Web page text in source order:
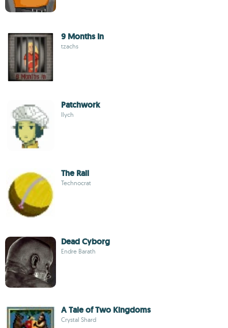
9 Months In
tzachs
Patchwork
Ilych
The Rail
Technocrat
Dead Cyborg
Endre Barath
A Tale of Two Kingdoms
Crystal Shard